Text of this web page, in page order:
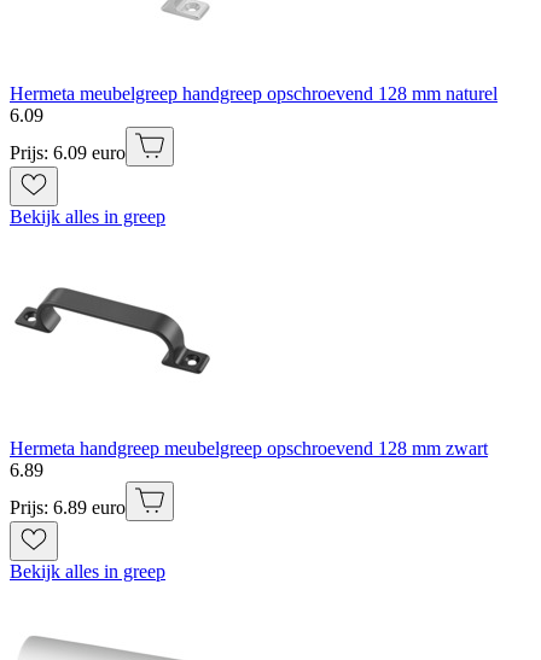
Hermeta meubelgreep handgreep opschroevend 128 mm naturel
6.09
Prijs: 6.09 euro
Bekijk alles in greep
Hermeta handgreep meubelgreep opschroevend 128 mm zwart
6.89
Prijs: 6.89 euro
Bekijk alles in greep